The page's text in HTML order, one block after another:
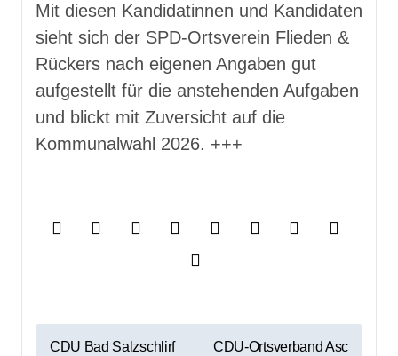
Mit diesen Kandidatinnen und Kandidaten
sieht sich der SPD-Ortsverein Flieden &
Rückers nach eigenen Angaben gut
aufgestellt für die anstehenden Aufgaben
und blickt mit Zuversicht auf die
Kommunalwahl 2026. +++
B
CDU Bad Salzschlirf CDU-Ortsverband Asc